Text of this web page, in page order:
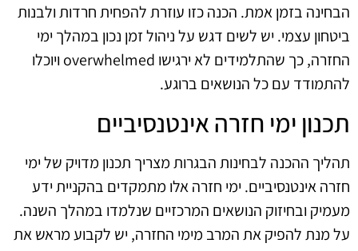
הבחינה בזמן אמת. הכנה כזו עוזרת להפחית חרדות ולבנות
ביטחון עצמי. יש לשים דגש על ניהול זמן נכון במהלך ימי
החזרה, כך שהתלמידים לא ירגישו overwhelmed ויוכלו
להתמודד עם כל הנושאים ברוגע.
תכנון ימי חזרה אינטנסיביים
תהליך ההכנה לבחינות הבגרות מצריך תכנון מדויק של ימי
חזרה אינטנסיביים. ימי חזרה אלו מתמקדים בהקניית ידע
מעמיק ובחיזוק הנושאים המרכזיים שנלמדו במהלך השנה.
על מנת להפיק את המרב מימי החזרה, יש לקבוע מראש את